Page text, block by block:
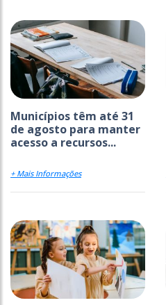
Municípios têm até 31
de agosto para manter
acesso a recursos...
+ Mais Informações